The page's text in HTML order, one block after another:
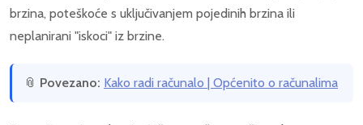
brzina, poteškoće s uključivanjem pojedinih brzina ili
neplanirani "iskoci" iz brzine.
📎 Povezano: Kako radi računalo | Općenito o računalima